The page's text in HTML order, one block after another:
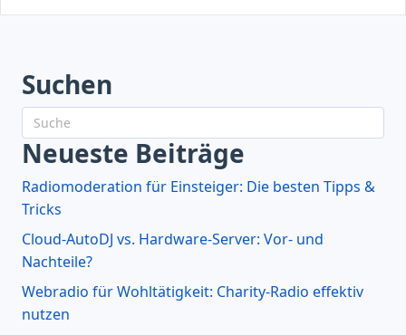
Suchen
Neueste Beiträge
Radiomoderation für Einsteiger: Die besten Tipps &
Tricks
Cloud-AutoDJ vs. Hardware-Server: Vor- und
Nachteile?
Webradio für Wohltätigkeit: Charity-Radio effektiv
nutzen